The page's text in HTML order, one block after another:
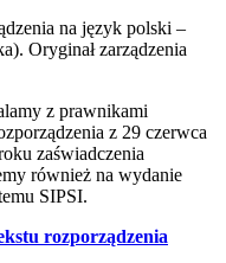
na język polski –
Oryginał zarządzenia
z prawnikami
z 29 czerwca
zaświadczenia
również na wydanie
SIPSI.
rozporządzenia